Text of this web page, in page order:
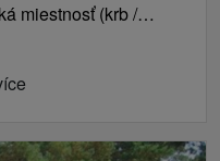
miestnosť (krb /